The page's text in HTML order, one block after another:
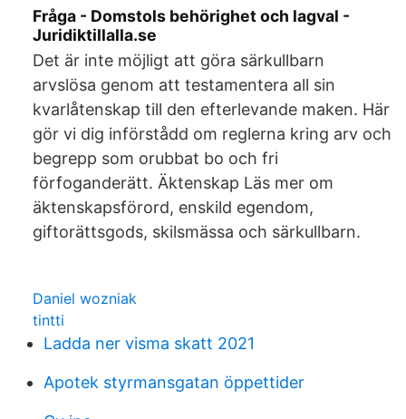
Fråga - Domstols behörighet och lagval -
Juridiktillalla.se
Det är inte möjligt att göra särkullbarn
arvslösa genom att testamentera all sin
kvarlåtenskap till den efterlevande maken. Här
gör vi dig införstådd om reglerna kring arv och
begrepp som orubbat bo och fri
förfoganderätt. Äktenskap Läs mer om
äktenskapsförord, enskild egendom,
giftorättsgods, skilsmässa och särkullbarn.
Daniel wozniak
tintti
Ladda ner visma skatt 2021
Apotek styrmansgatan öppettider